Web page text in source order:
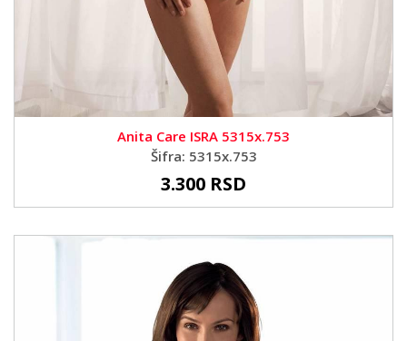
Anita Care ISRA 5315x.753
Šifra: 5315x.753
3.300 RSD